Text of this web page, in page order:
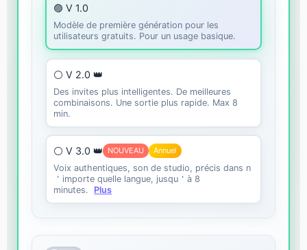
🟣 V 1.0
Modèle de première génération pour les
utilisateurs gratuits. Pour un usage basique.
⚪ V 2.0 👑
Des invites plus intelligentes. De meilleures
combinaisons. Une sortie plus rapide. Max 8
min.
⚪ V 3.0 👑 NOUVEAU Annuel
Voix authentiques, son de studio, précis dans n
＇importe quelle langue, jusqu＇à 8
minutes.
Plus